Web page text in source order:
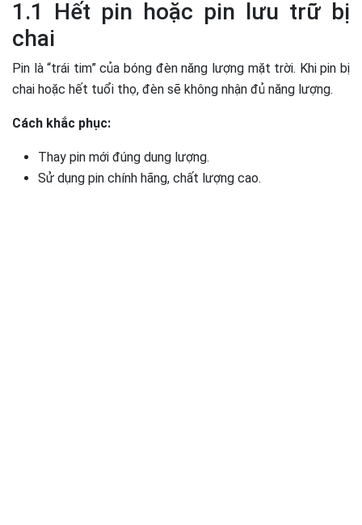
1.1 Hết pin hoặc pin lưu trữ bị
chai
Pin là “trái tim” của bóng đèn năng lượng mặt trời. Khi pin bị
chai hoặc hết tuổi thọ, đèn sẽ không nhận đủ năng lượng.
Cách khắc phục:
Thay pin mới đúng dung lượng.
Sử dụng pin chính hãng, chất lượng cao.